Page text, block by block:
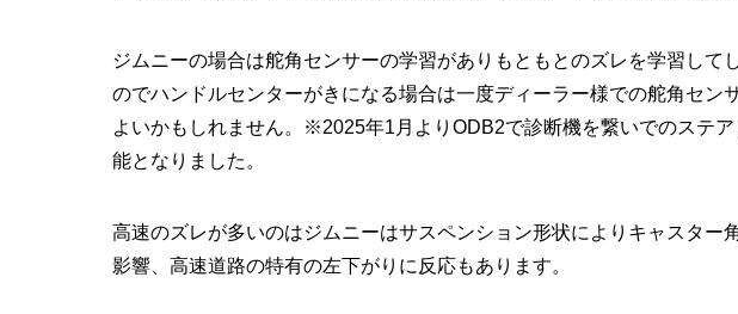
ジムニーの場合は舵角センサーの学習がありもともとのズレを学習して
のでハンドルセンターがきになる場合は一度ディーラー様での舵角セン
よいかもしれません。※2025年1月よりODB2で診断機を繋いでのステ
能となりました。
高速のズレが多いのはジムニーはサスペンション形状によりキャスター
影響、高速道路の特有の左下がりに反応もあります。